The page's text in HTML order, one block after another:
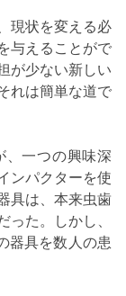
現状を変える必
与えることがで
が少ない新しい
れは簡単な道で
、一つの興味深
ンパクターを使
具は、本来虫歯
った。しかし、
器具を数人の患